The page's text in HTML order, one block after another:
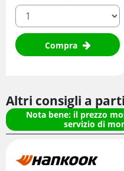
quantità
Compra
Altri consigli a
Nota bene: il prezzo
servizio di